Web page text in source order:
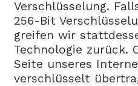
Verschlüsselung.
256-Bit
greifen wir
Technologie zurück.
Seite unseres
verschlüsselt